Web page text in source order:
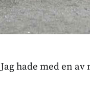
Jag hade med en